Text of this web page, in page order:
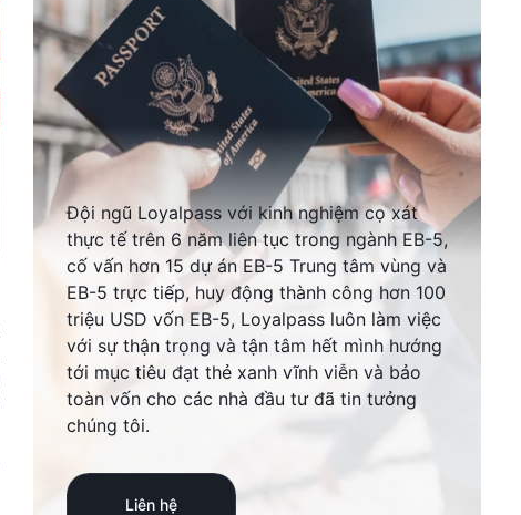
Đội ngũ Loyalpass với kinh nghiệm cọ xát
thực tế trên 6 năm liên tục trong ngành EB-5,
cố vấn hơn 15 dự án EB-5 Trung tâm vùng và
EB-5 trực tiếp, huy động thành công hơn 100
triệu USD vốn EB-5, Loyalpass luôn làm việc
với sự thận trọng và tận tâm hết mình hướng
tới mục tiêu đạt thẻ xanh vĩnh viễn và bảo
toàn vốn cho các nhà đầu tư đã tin tưởng
chúng tôi.
Liên hệ